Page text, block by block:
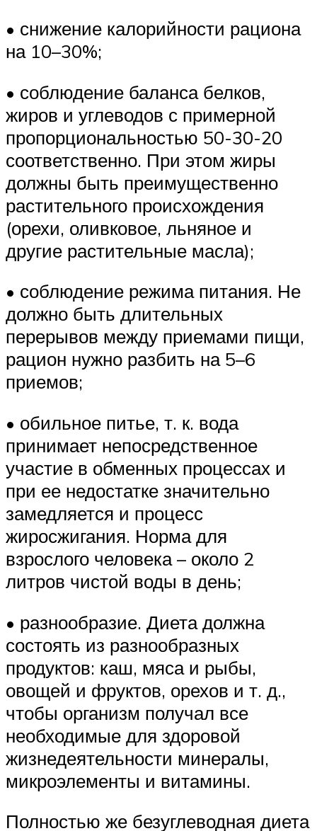
• снижение калорийности рациона
на 10–30%;
• соблюдение баланса белков,
жиров и углеводов с примерной
пропорциональностью 50-30-20
соответственно. При этом жиры
должны быть преимущественно
растительного происхождения
(орехи, оливковое, льняное и
другие растительные масла);
• соблюдение режима питания. Не
должно быть длительных
перерывов между приемами пищи,
рацион нужно разбить на 5–6
приемов;
• обильное питье, т. к. вода
принимает непосредственное
участие в обменных процессах и
при ее недостатке значительно
замедляется и процесс
жиросжигания. Норма для
взрослого человека – около 2
литров чистой воды в день;
• разнообразие. Диета должна
состоять из разнообразных
продуктов: каш, мяса и рыбы,
овощей и фруктов, орехов и т. д.,
чтобы организм получал все
необходимые для здоровой
жизнедеятельности минералы,
микроэлементы и витамины.
Полностью же безуглеводная диета